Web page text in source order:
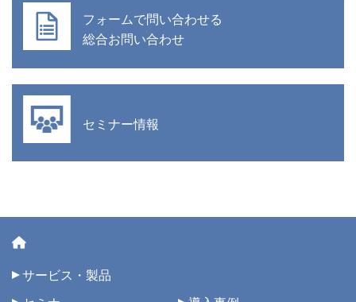
フォームで問い合わせる
総合お問い合わせ
セミナー情報
サービス・製品